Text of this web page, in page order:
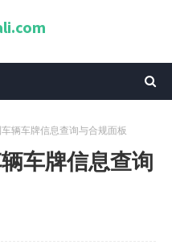
车辆车牌信息查询与合规面板
车牌信息查询